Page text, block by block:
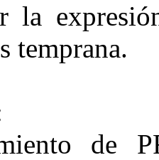
la
temprana.
de